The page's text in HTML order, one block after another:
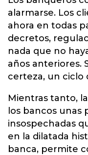
alarmarse. Los
ahora en todas
decretos,
nada que no
años anteriores.
certeza, un ciclo
Mientras tanto,
los bancos unas
insospechadas
en la dilatada
banca, permite